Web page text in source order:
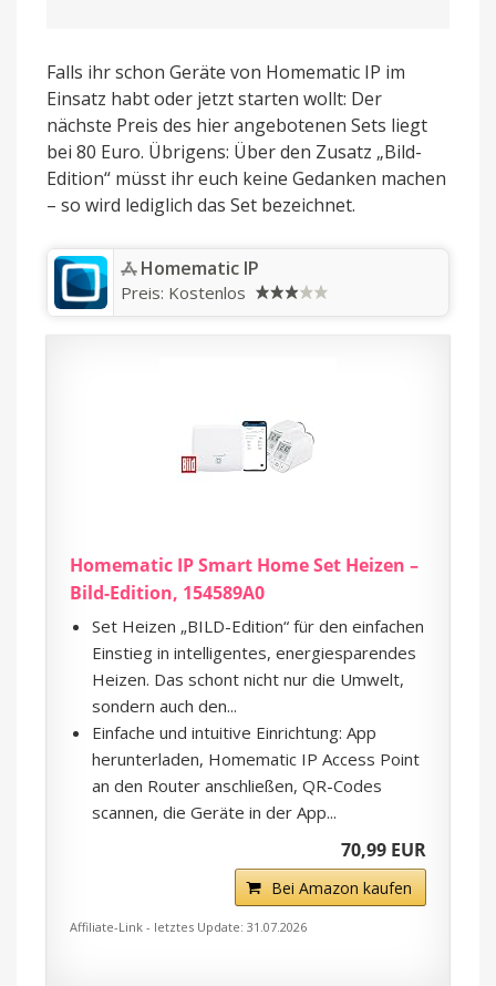
Falls ihr schon Geräte von Homematic IP im
Einsatz habt oder jetzt starten wollt: Der
nächste Preis des hier angebotenen Sets liegt
bei 80 Euro. Übrigens: Über den Zusatz „Bild-
Edition“ müsst ihr euch keine Gedanken machen
– so wird lediglich das Set bezeichnet.
‎Homematic IP
Preis: Kostenlos
Homematic IP Smart Home Set Heizen –
Bild-Edition, 154589A0
Set Heizen „BILD-Edition“ für den einfachen
Einstieg in intelligentes, energiesparendes
Heizen. Das schont nicht nur die Umwelt,
sondern auch den...
Einfache und intuitive Einrichtung: App
herunterladen, Homematic IP Access Point
an den Router anschließen, QR-Codes
scannen, die Geräte in der App...
70,99 EUR
Bei Amazon kaufen
Affiliate-Link - letztes Update: 31.07.2026